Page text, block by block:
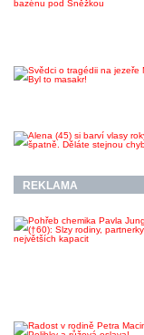
REKLAMA